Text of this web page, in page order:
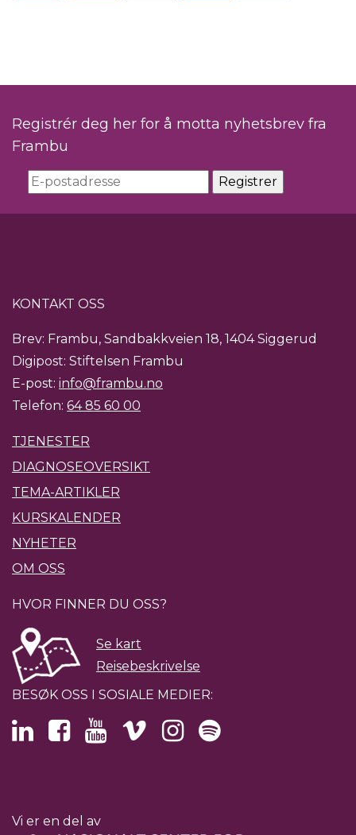
Registrér deg her for å motta nyhetsbrev fra
Frambu
KONTAKT OSS
Brev: Frambu, Sandbakkveien 18, 1404 Siggerud
Digipost: Stiftelsen Frambu
E-post: info@frambu.no
Telefon: 64 85 60 00
TJENESTER
DIAGNOSEOVERSIKT
TEMA-ARTIKLER
KURSKALENDER
NYHETER
OM OSS
HVOR FINNER DU OSS?
Se kart
Reisebeskrivelse
BESØK OSS I SOSIALE MEDIER:
Vi er en del av